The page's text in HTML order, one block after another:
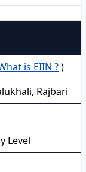
is EIIN ?)
Rajbari
Level